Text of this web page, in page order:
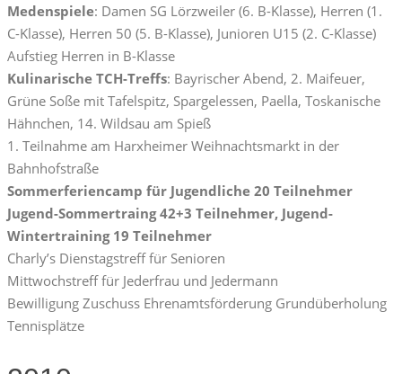
Medenspiele: Damen SG Lörzweiler (6. B-Klasse), Herren (1.
C-Klasse), Herren 50 (5. B-Klasse), Junioren U15 (2. C-Klasse)
Aufstieg Herren in B-Klasse
Kulinarische TCH-Treffs: Bayrischer Abend, 2. Maifeuer,
Grüne Soße mit Tafelspitz, Spargelessen, Paella, Toskanische
Hähnchen, 14. Wildsau am Spieß
1. Teilnahme am Harxheimer Weihnachtsmarkt in der
Bahnhofstraße
Sommerferiencamp für Jugendliche 20 Teilnehmer
Jugend-Sommertraing 42+3 Teilnehmer, Jugend-
Wintertraining 19 Teilnehmer
Charly’s Dienstagstreff für Senioren
Mittwochstreff für Jederfrau und Jedermann
Bewilligung Zuschuss Ehrenamtsförderung Grundüberholung
Tennisplätze